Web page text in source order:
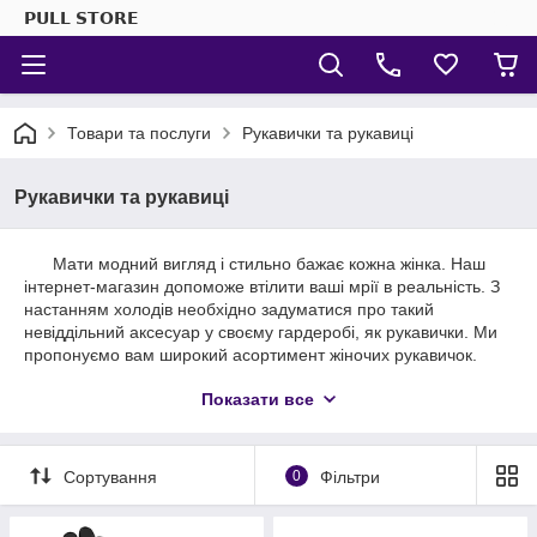
𝗣𝗨𝗟𝗟 𝗦𝗧𝗢𝗥𝗘
Товари та послуги Рукавички та рукавиці
Рукавички та рукавиці
Мати модний вигляд і стильно бажає кожна жінка. Наш
інтернет-магазин допоможе втілити ваші мрії в реальність. З
настанням холодів необхідно задуматися про такий
невіддільний аксесуар у своєму гардеробі, як рукавички. Ми
пропонуємо вам широкий асортимент жіночих рукавичок.
створені для прикрашання жіночих ручок.
вашого неповторного стилю.
Жіночі рукавички є особливим аксесуаром, який виконує не
Показати все
Сортування 0 Фільтри